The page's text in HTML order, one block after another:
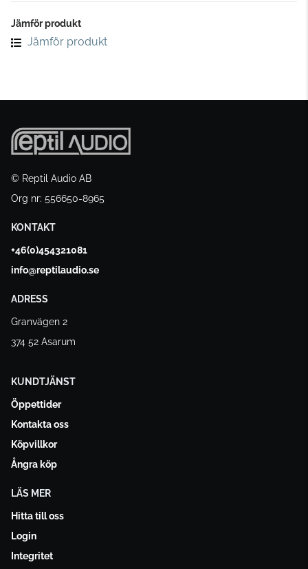
Jämför produkt
Jämför produkt
© Reptil Audio AB
Org nr: 556650-8965
KONTAKT
+46(0)454321081
info@reptilaudio.se
ADRESS
Granvägen 2
374 52 Asarum
KUNDTJÄNST
Öppettider
Kontakta oss
Köpvillkor
Ångra köp
LÄS MER
Hitta till oss
Login
Integritet